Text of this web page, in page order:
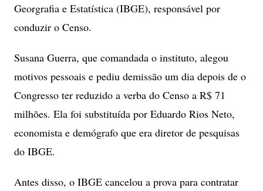
Georgrafia e Estatística (IBGE), responsável por
conduzir o Censo.
Susana Guerra, que comandada o instituto, alegou
motivos pessoais e pediu demissão um dia depois de o
Congresso ter reduzido a verba do Censo a R$ 71
milhões. Ela foi substituída por Eduardo Rios Neto,
economista e demógrafo que era diretor de pesquisas
do IBGE.
Antes disso, o IBGE cancelou a prova para contratar